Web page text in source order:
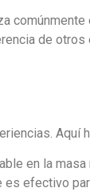
de
Aquí
en la
efectivo